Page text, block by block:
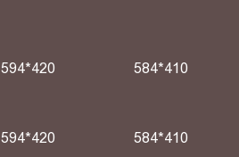
594*420 584*410
594*420 584*410